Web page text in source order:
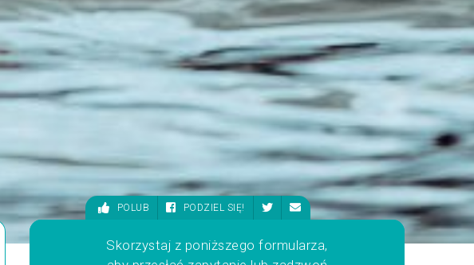
POLUB PODZIEL SIĘ!
Skorzystaj z poniższego formularza,